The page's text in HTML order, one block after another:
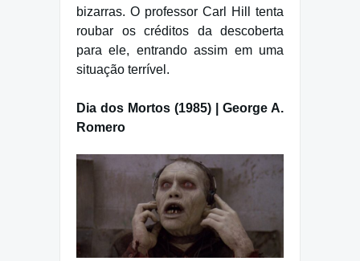
bizarras. O professor Carl Hill tenta
roubar os créditos da descoberta
para ele, entrando assim em uma
situação terrível.
Dia dos Mortos (1985) | George A.
Romero